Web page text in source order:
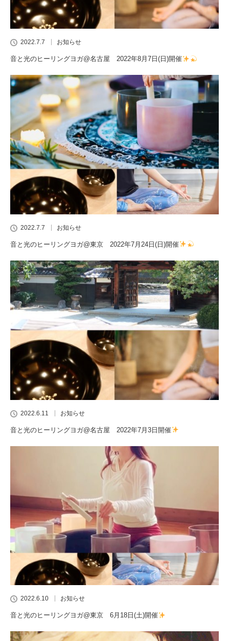
2022.7.7 お知らせ
音と光のヒーリングヨガ@名古屋 2022年8月7日(日)開催
2022.7.7 お知らせ
音と光のヒーリングヨガ@東京 2022年7月24日(日)開催
2022.6.11 お知らせ
音と光のヒーリングヨガ@名古屋 2022年7月3日開催
2022.6.10 お知らせ
音と光のヒーリングヨガ@東京 6月18日(土)開催